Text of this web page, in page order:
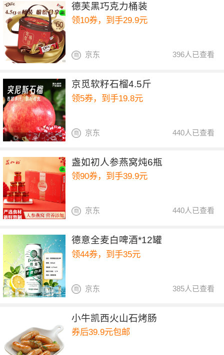
德芙黑巧克力桶装
领10券，到手29.9元
396人已查看
京东
京觅软籽石榴4.5斤
领5券，到手19.8元
440人已查看
京东
盏如初人参燕窝炖6瓶
领90券，到手39.9元
440人已查看
京东
德意全麦白啤酒*12罐
领44券，到手35元
385人已查看
京东
小牛凯西火山石烤肠
券后39.9元包邮